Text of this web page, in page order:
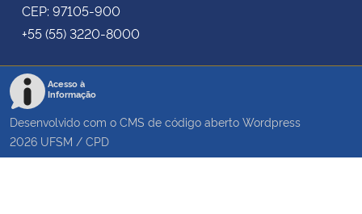
CEP: 97105-900
+55 (55) 3220-8000
Acesso à
Informação
Desenvolvido com o CMS de código aberto Wordpress
2026 UFSM / CPD